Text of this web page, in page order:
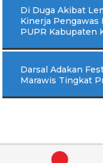
Di Duga Akibat
Kinerja Pengawas
PUPR Kabupaten
Darsal Adakan
Marawis Tingkat